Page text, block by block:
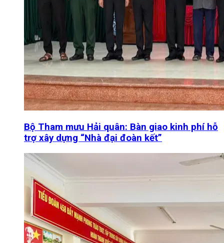
Bộ Tham mưu Hải quân: Bàn giao kinh phí hỗ
trợ xây dựng “Nhà đại đoàn kết”